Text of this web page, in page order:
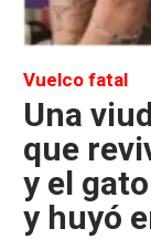
Vuelco fatal
Una
que
y el
y huyó